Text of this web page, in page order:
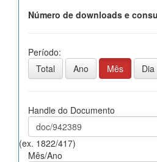
Número de downloads e
Período:
Total
Ano Mês Dia
Handle do Documento
(ex. 1822/417)
Mês/Ano